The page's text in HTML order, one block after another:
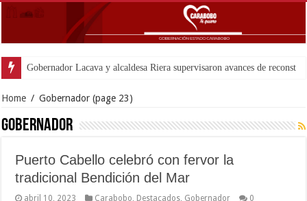
Home / Gobernador (page 23)
Gobernador
Puerto Cabello celebró con fervor la
tradicional Bendición del Mar
abril 10, 2023 Carabobo Destacados Gobernador
0